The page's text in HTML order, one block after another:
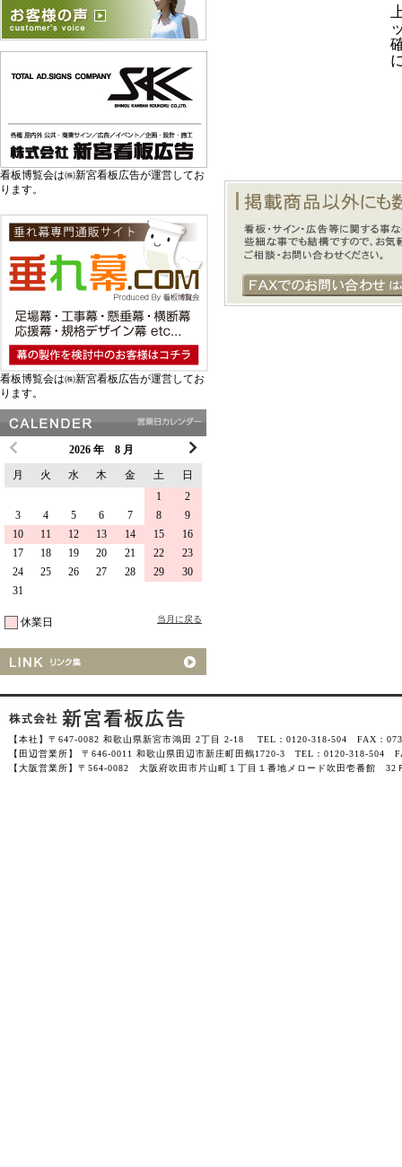
看板博覧会は㈱新宮看板広告が運営してお
ります。
看板博覧会は㈱新宮看板広告が運営してお
ります。
2026 年 8 月
月
火 水 木 金 土
日
1
2
3
4 5 6 7 8
9
10
11 12 13 14 15
16
17
18 19 20 21 22
23
24
25 26 27 28 29
30
31
休業日 当月に戻る
【本社】〒647-0082 和歌山県新宮市鴻田 2丁目 2-18 TEL：0120-318-504 FAX：
【田辺営業所】 〒646-0011 和歌山県田辺市新庄町田鶴1720-3 TEL：0120-318-504
【大阪営業所】〒564-0082 大阪府吹田市片山町１丁目１番地メロード吹田壱番館